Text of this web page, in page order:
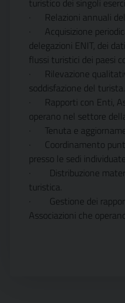
turistico dei singoli
·
Relazioni annuali
·
Acquisizione
delegazioni ENIT, dei
flussi turistici dei paesi
·
Rilevazione
soddisfazione del turista.
·
Rapporti con Enti,
operano nel settore
·
Tenuta e
·
Coordinamento
presso le sedi
·
Distribuzione
turistica.
·
Gestione dei
Associazioni che